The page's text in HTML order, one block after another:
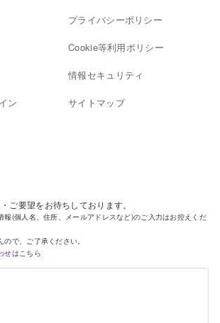
ン
プライバシーポリシー
Cookie等利用ポリシー
情報セキュリティ
サイトマップ
ご要望をお待ちしております。
報(個人名、住所、メールアドレスなど)のご入力はお控えくだ
で、ご了承ください。
せはこちら